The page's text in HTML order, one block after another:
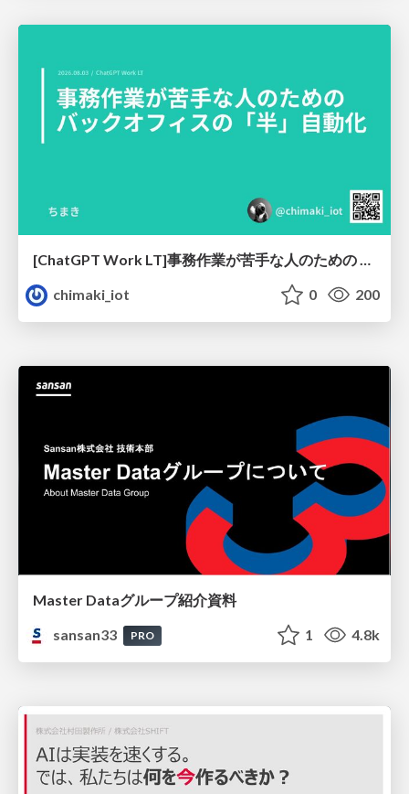
[ChatGPT Work LT]事務作業が苦手な人のための バックオフィスの「半」自動化
chimaki_iot
0 200
Master Dataグループ紹介資料
sansan33
PRO 1 4.8k